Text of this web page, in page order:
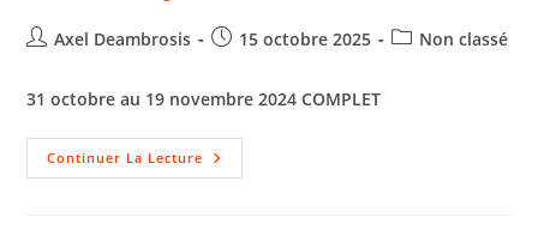
Axel Deambrosis 15 octobre 2025 Non classé
31 octobre au 19 novembre 2024COMPLET
Continuer La Lecture